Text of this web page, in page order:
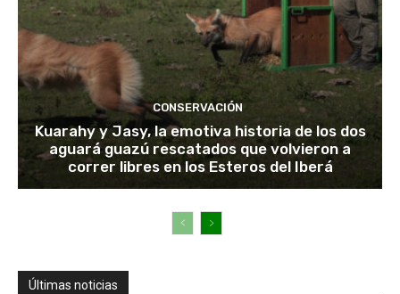
CONSERVACIÓN
Kuarahy y Jasy, la emotiva historia de los dos
aguará guazú rescatados que volvieron a
correr libres en los Esteros del Iberá
Últimas noticias